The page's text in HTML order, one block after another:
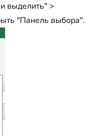
выделить" >
"Панель выбора".